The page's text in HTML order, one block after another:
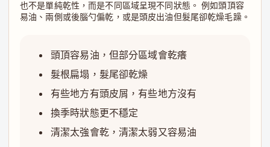
也不是單純乾性，而是不同區域呈現不同狀態。 例如頭頂容
易油、兩側或後腦勺偏乾，或是頭皮出油但髮尾卻乾燥毛躁。
頭頂容易油，但部分區域會乾癢
髮根扁塌，髮尾卻乾燥
有些地方有頭皮屑，有些地方沒有
換季時狀態更不穩定
清潔太強會乾，清潔太弱又容易油